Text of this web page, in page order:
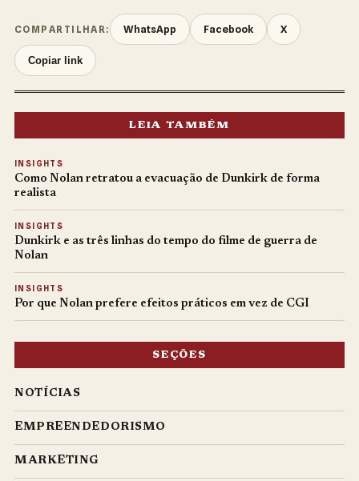
COMPARTILHAR: WhatsApp Facebook X
Copiar link
LEIA TAMBÉM
INSIGHTS
Como Nolan retratou a evacuação de Dunkirk de forma
realista
INSIGHTS
Dunkirk e as três linhas do tempo do filme de guerra de
Nolan
INSIGHTS
Por que Nolan prefere efeitos práticos em vez de CGI
SEÇÕES
NOTÍCIAS
EMPREENDEDORISMO
MARKETING